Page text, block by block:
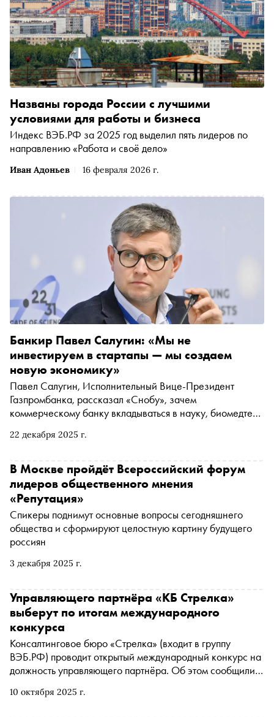
Иван Адоньев 16 февраля 2026 г.
Названы города России с лучшими
условиями для работы и бизнеса
Индекс ВЭБ.РФ за 2025 год выделил пять лидеров по
направлению «Работа и своё дело»
22 декабря 2025 г.
Банкир Павел Салугин: «Мы не
инвестируем в стартапы — мы создаем
новую экономику»
Павел Салугин, Исполнительный Вице-Президент
Газпромбанка, рассказал «Снобу», зачем
коммерческому банку вкладываться в науку, биомедтех
и отрасли будущего
3 декабря 2025 г.
В Москве пройдёт Всероссийский форум
лидеров общественного мнения
«Репутация»
Спикеры поднимут основные вопросы сегодняшнего
общества и сформируют целостную картину будущего
россиян
10 октября 2025 г.
Управляющего партнёра «КБ Стрелка»
выберут по итогам международного
конкурса
Консалтинговое бюро «Стрелка» (входит в группу
ВЭБ.РФ) проводит открытый международный конкурс на
должность управляющего партнёра. Об этом сообщили в